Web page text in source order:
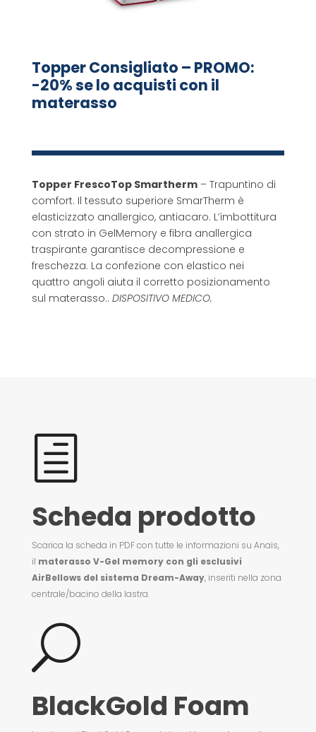
Topper Consigliato – PROMO:
-20% se lo acquisti con il
materasso
Topper FrescoTop Smartherm– Trapuntino di
comfort. Il tessuto superiore SmarTherm è
elasticizzato anallergico, antiacaro. L’imbottitura
con strato in GelMemory e fibra anallergica
traspirante garantisce decompressione e
freschezza. La confezione con elastico nei
quattro angoli aiuta il corretto posizionamento
sul materasso.. DISPOSITIVO MEDICO.
h
Scheda prodotto
Scarica la scheda in PDF con tutte le informazioni su Anais,
il materasso V-Gel memory con gli esclusivi
AirBellows del sistema Dream-Away, inseriti nella zona
centrale/bacino della lastra.
U
BlackGold Foam